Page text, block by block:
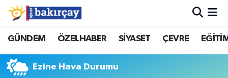
GÜNDEM ÖZELHABER SİYASET ÇEVRE
Ezine Hava Durumu
İzmir Nöbetçi Eczaneler
İzmir Hava Durumu